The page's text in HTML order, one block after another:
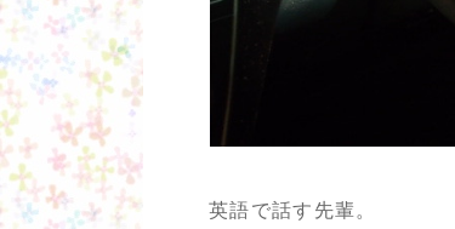
英語で話す先輩。